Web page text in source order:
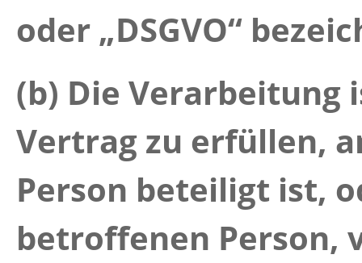
oder „DSGVO“
(b) Die
Vertrag zu erfüllen,
Person beteiligt ist,
betroffenen Person,